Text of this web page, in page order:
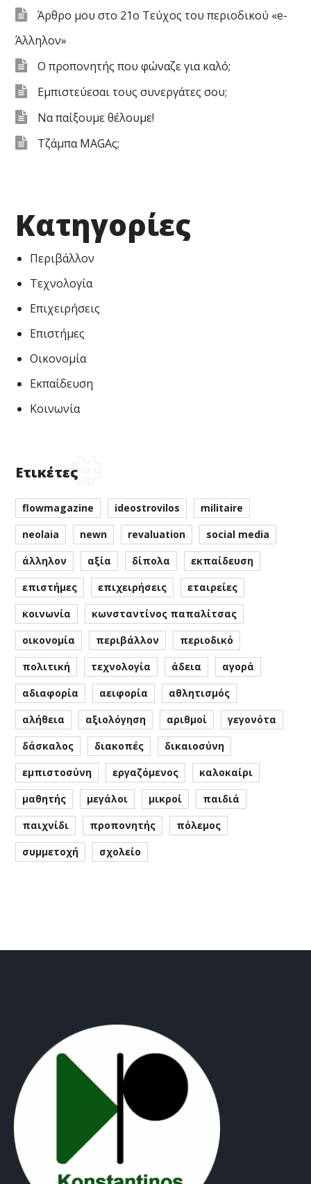
Άρθρο μου στο 21ο Τεύχος του περιοδικού «e-
Άλληλον»
Ο προπονητής που φώναζε για καλό;
Εμπιστεύεσαι τους συνεργάτες σου;
Να παίξουμε θέλουμε!
Τζάμπα MAGAς;
Kατηγορίες
Περιβάλλον
Τεχνολογία
Επιχειρήσεις
Επιστήμες
Οικονομία
Εκπαίδευση
Κοινωνία
Ετικέτες
flowmagazine ideostrovilos
militaire
neolaia
newn revaluation
social media
άλληλον
αξία δίπολα
εκπαίδευση
επιστήμες
επιχειρήσεις
εταιρείες
κοινωνία
κωνσταντίνος παπαλίτσας
οικονομία
περιβάλλον
περιοδικό
πολιτική
τεχνολογία άδεια
αγορά
αδιαφορία
αειφορία
αθλητισμός
αλήθεια
αξιολόγηση αριθμοί
γεγονότα
δάσκαλος
διακοπές
δικαιοσύνη
εμπιστοσύνη
εργαζόμενος
καλοκαίρι
μαθητής
μεγάλοι μικροί
παιδιά
παιχνίδι
προπονητής
πόλεμος
συμμετοχή
σχολείο